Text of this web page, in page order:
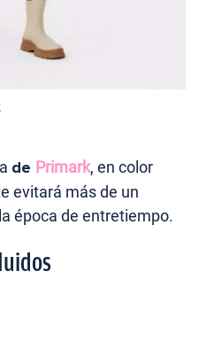
de Primark, en color
evitará más de un
época de entretiempo.